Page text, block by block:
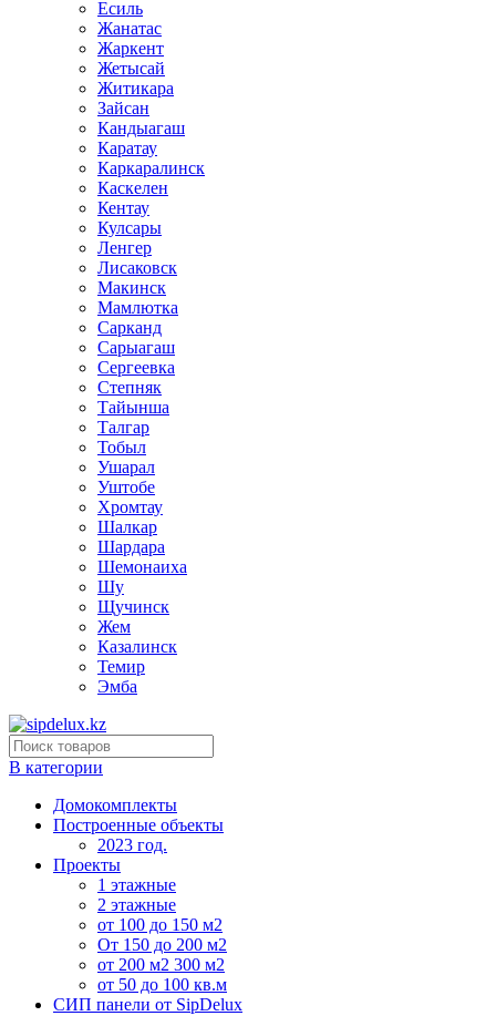
Есиль
Жанатас
Жаркент
Жетысай
Житикара
Зайсан
Кандыагаш
Каратау
Каркаралинск
Каскелен
Кентау
Кулсары
Ленгер
Лисаковск
Макинск
Мамлютка
Сарканд
Сарыагаш
Сергеевка
Степняк
Тайынша
Талгар
Тобыл
Ушарал
Уштобе
Хромтау
Шалкар
Шардара
Шемонаиха
Шу
Щучинск
Жем
Казалинск
Темир
Эмба
В категории
Домокомплекты
Построенные объекты
2023 год.
Проекты
1 этажные
2 этажные
от 100 до 150 м2
От 150 до 200 м2
от 200 м2 300 м2
от 50 до 100 кв.м
СИП панели от SipDelux